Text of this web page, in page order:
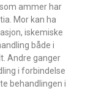
ammer har
Mor kan ha
iskemiske
både i
Andre ganger
i forbindelse
behandlingen i